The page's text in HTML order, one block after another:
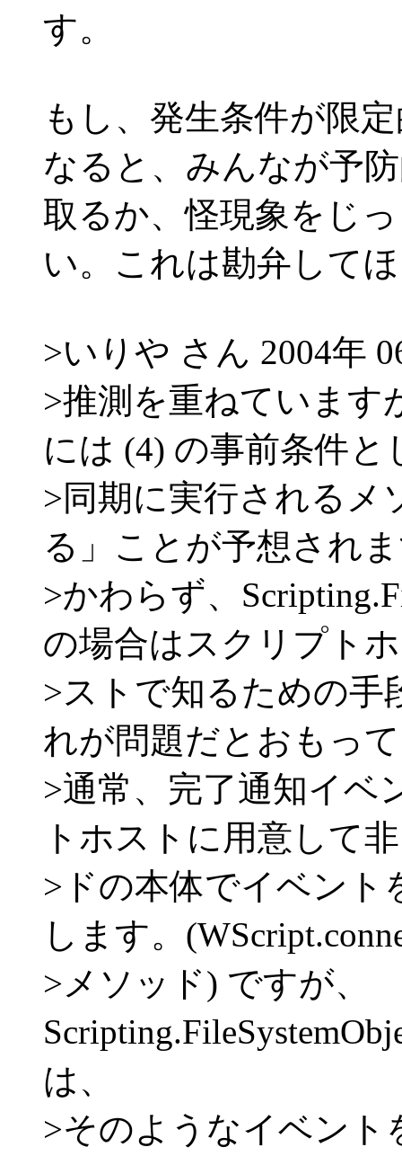
す。
もし、発生条件が限
なると、みんなが予
取るか、怪現象をじ
い。これは勘弁して
>いりや さん 2004年
>推測を重ねています
には (4) の事前条件と
>同期に実行されるメ
る」ことが予想され
>かわらず、
の場合はスクリプトホ
>ストで知るための手
れが問題だとおもっ
>通常、完了通知イベ
トホストに用意して
>ドの本体でイベント
します。
>メソッド) ですが、
は、
>そのようなイベント